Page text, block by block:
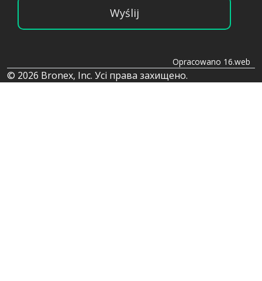
Wyślij
Opracowano 16.web
© 2026 Bronex, Inc. Усі права захищено.